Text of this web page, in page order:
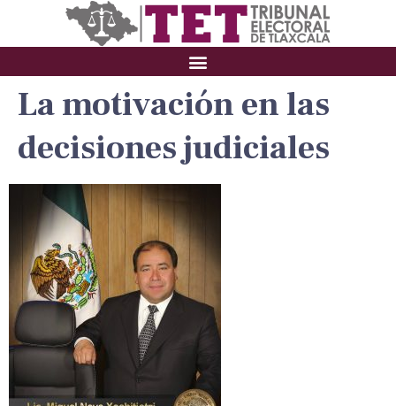
La motivación en las
decisiones judiciales